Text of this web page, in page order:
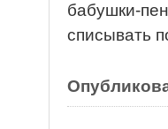
бабушки-
списывать